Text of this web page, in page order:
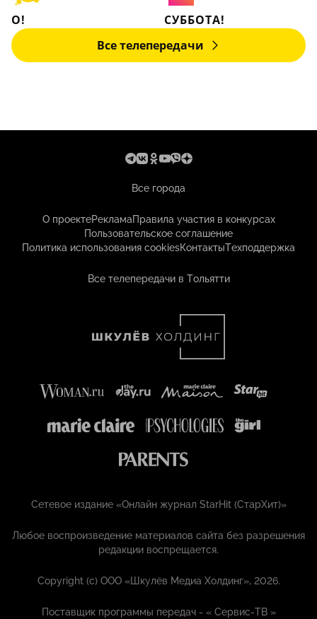
О!
СУББОТА!
Все телепередачи
Все города
О проектеРекламаПравила участия в конкурсах
Пользовательское соглашение
Политика использования cookiesКонтактыТехподдержка
Все телепередачи в Тольятти
Сетевое издание «Онлайн журнал StarHit (СтарХит)»
Любое воспроизведение материалов сайта без разрешения
редакции воспрещается.
Copyright (с) ООО «Шкулёв Медиа Холдинг», 2026.
Поставщик программы передач - «Сервис-ТВ »